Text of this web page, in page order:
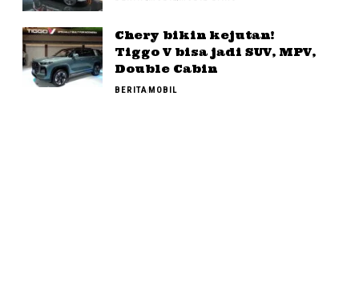
Chery bikin kejutan!
Tiggo V bisa jadi SUV, MPV,
Double Cabin
BERITAMOBIL